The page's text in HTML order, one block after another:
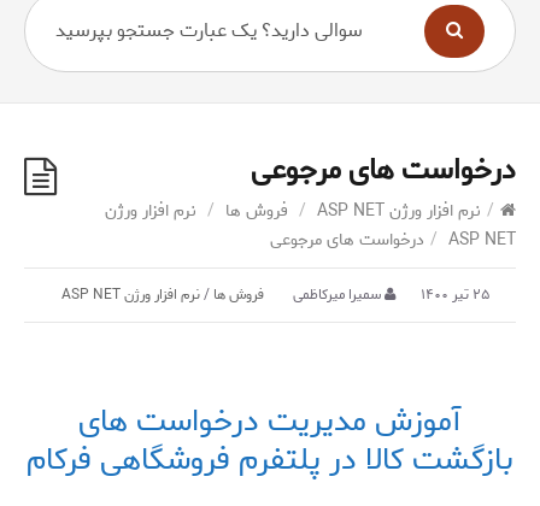
درخواست های مرجوعی
/ نرم افزار ورژن ASP NET / فروش ها / نرم افزار ورژن
ASP NET
/ درخواست های مرجوعی
۲۵ تیر ۱۴۰۰ سمیرا میرکاظمی فروش ها /نرم افزار ورژن ASP NET
آموزش مدیریت درخواست های
بازگشت کالا در پلتفرم فروشگاهی فرکام